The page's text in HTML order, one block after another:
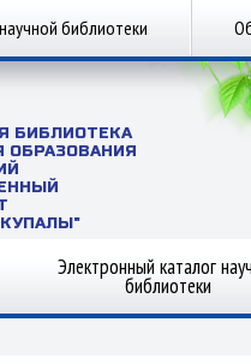
библиотеки
БИБЛИОТЕКА
Электронный каталог
библиотеки